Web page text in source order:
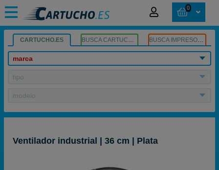
0
CARTUCHO.ES BUSCA CARTUCHOS BUSCA IMPRESORA
marca
tipo
modelo
Ventilador industrial | 36 cm | Plata